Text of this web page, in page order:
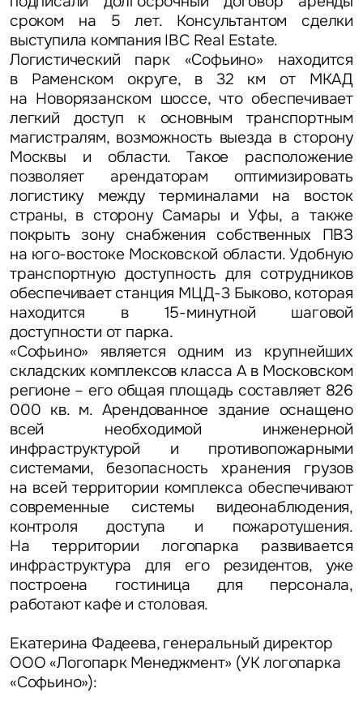
сроком на 5 лет. Консультантом сделки
выступила компания IBC Real Estate.
Логистический парк «Софьино» находится
в Раменском округе, в 32 км от МКАД
на Новорязанском шоссе, что обеспечивает
легкий доступ к основным транспортным
магистралям, возможность выезда в сторону
Москвы и области. Такое расположение
позволяет арендаторам оптимизировать
логистику между терминалами на восток
страны, в сторону Самары и Уфы, а также
покрыть зону снабжения собственных ПВЗ
на юго-востоке Московской области. Удобную
транспортную доступность для сотрудников
обеспечивает станция МЦД-3 Быково, которая
находится в 15-минутной шаговой
доступности от парка.
«Софьино» является одним из крупнейших
складских комплексов класса А в Московском
регионе – его общая площадь составляет 826
000 кв. м. Арендованное здание оснащено
всей необходимой инженерной
инфраструктурой и противопожарными
системами, безопасность хранения грузов
на всей территории комплекса обеспечивают
современные системы видеонаблюдения,
контроля доступа и пожаротушения.
На территории логопарка развивается
инфраструктура для его резидентов, уже
построена гостиница для персонала,
работают кафе и столовая.
Екатерина Фадеева, генеральный директор
ООО «Логопарк Менеджмент» (УК логопарка
«Софьино»):